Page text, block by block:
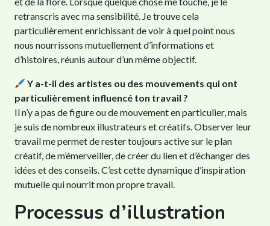
retranscris avec ma sensibilité. Je trouve cela
particulièrement enrichissant de voir à quel point nous
nous nourrissons mutuellement d’informations et
d’histoires, réunis autour d’un même objectif.
Y a-t-il des artistes ou des mouvements qui ont
particulièrement influencé ton travail ?
Il n’y a pas de figure ou de mouvement en particulier, mais
je suis de nombreux illustrateurs et créatifs. Observer leur
travail me permet de rester toujours active sur le plan
créatif, de m’émerveiller, de créer du lien et d’échanger des
idées et des conseils. C’est cette dynamique d’inspiration
mutuelle qui nourrit mon propre travail.
Processus d’illustration